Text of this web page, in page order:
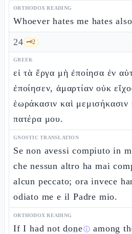
ORTHODOX READING
Whoever hates me hates
24 🗝️2
GREEK
εἰ τὰ ἔργα μὴ ἐποίησα ἐν
ἐποίησεν, ἁμαρτίαν οὐκ
ἑωράκασιν καὶ μεμισήκασιν
πατέρα μου.
GNOSTIC TRANSLATION
Se non avessi compiuto in
che nessun altro ha mai
alcun peccato; ora invece
odiato me e il Padre mio.
ORTHODOX READING
If I had notdoneⓘ among